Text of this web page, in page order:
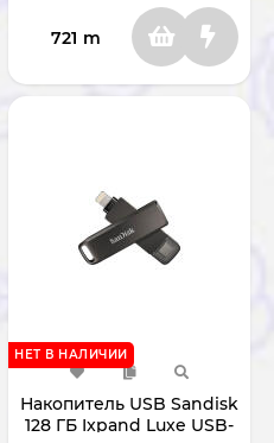
SDIX70N-064G-GN6NN
721 m
Накопитель USB Sandisk
128 ГБ Ixpand Luxe USB-
НЕТ В НАЛИЧИИ